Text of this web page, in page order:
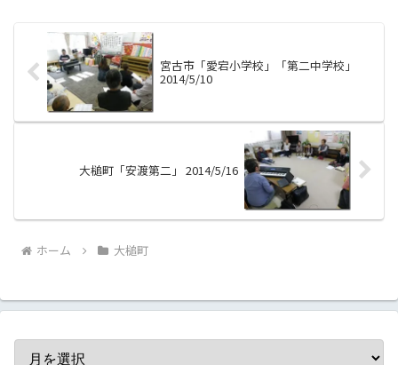
宮古市「愛宕小学校」「第二中学校」
2014/5/10
大槌町「安渡第二」 2014/5/16
ホーム 大槌町